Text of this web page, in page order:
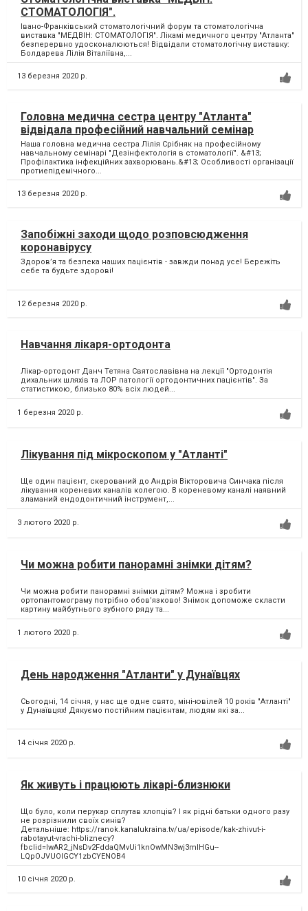
СТОМАТОЛОГІЯ".
Івано-Франківський стоматологічний форум та стоматологічна
виставка "МЕДВІН: СТОМАТОЛОГІЯ". Лікамі медичного центру "Атланта"
безперервно удосконалюються! Відвідали стоматологічну виставку:
Болдарева Лілія Віталіївна,...
13 березня 2020 р.
Головна медична сестра центру "Атланта"
відвідала професійний навчальний семінар
Наша головна медична сестра Лілія Срібняк на професійному
навчальному семінарі "Дезінфектологія в стоматології". &#13;
Профілактика інфекційних захворювань.&#13; Особливості організації
протиепідемічного...
13 березня 2020 р.
Запобіжні заходи щодо розповсюдження
коронавірусу
Здоров’я та безпека наших пацієнтів - завжди понад усе! Бережіть
себе та будьте здорові!
12 березня 2020 р.
Навчання лікаря-ортодонта
Лікар-ортодонт Данч Тетяна Святославівна на лекції "Ортодонтія
дихальних шляхів та ЛОР патології ортодонтичних пацієнтів". За
статистикою, близько 80% всіх людей...
1 березня 2020 р.
Лікування під мікроскопом у "Атланті"
Ще один пацієнт, скерований до Андрія Вікторовича Синчака після
лікування кореневих каналів колегою. В кореневому каналі наявний
зламаний ендодонтичний інструмент,...
3 лютого 2020 р.
Чи можна робити панорамні знімки дітям?
Чи можна робити панорамні знімки дітям? Можна і зробити
ортопантомограму потрібно обов’язково! Знімок допоможе скласти
картину майбутнього зубного ряду та...
1 лютого 2020 р.
День народження "Атланти" у Дунаївцях
Сьогодні, 14 січня, у нас ще одне свято, міні-ювілей 10 років "Атланті"
у Дунаївцях! Дякуємо постійним пацієнтам, людям які за...
14 січня 2020 р.
Як живуть і працюють лікарі-близнюки
Що було, коли перукар сплутав хлопців? І як рідні батьки одного разу
не розрізнили своїх синів?
Детальніше: https://ranok.kanalukraina.tv/ua/episode/kak-zhivut-i-
rabotayut-vrachi-bliznecy?
fbclid=IwAR2_jNsDv2FddaQMvUi1knOwMN3wj3mlHGu--
LQpOJVUOlGCY1zbCYENOB4
10 січня 2020 р.